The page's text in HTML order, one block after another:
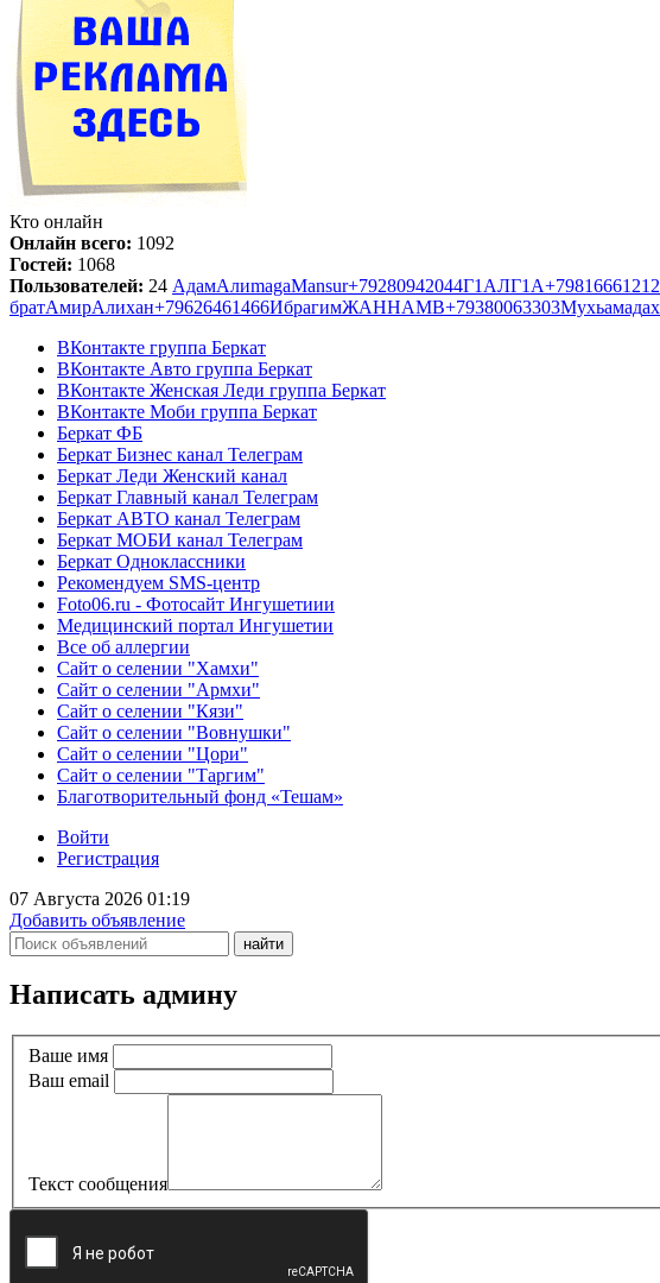
Кто онлайн
Онлайн всего: 1092
Гостей: 1068
Пользователей: 24 АдамАлиmagaMansur+79280942044Г1АЛГ1А+79816661212
братАмирАлихан+79626461466ИбрагимЖАННАMB+79380063303Мухьамад
ВКонтакте группа Беркат
ВКонтакте Авто группа Беркат
ВКонтакте Женская Леди группа Беркат
ВКонтакте Моби группа Беркат
Беркат ФБ
Беркат Бизнес канал Телеграм
Беркат Леди Женский канал
Беркат Главный канал Телеграм
Беркат АВТО канал Телеграм
Беркат МОБИ канал Телеграм
Беркат Одноклассники
Рекомендуем SMS-центр
Foto06.ru - Фотосайт Ингушетиии
Медицинский портал Ингушетии
Все об аллергии
Сайт о селении "Хамхи"
Сайт о селении "Армхи"
Сайт о селении "Кязи"
Сайт о селении "Вовнушки"
Сайт о селении "Цори"
Сайт о селении "Таргим"
Благотворительный фонд «Тешам»
Войти
Регистрация
07 Августа 2026 01:19
Добавить объявление
Написать админу
Ваше имя
Ваш email
Текст сообщения